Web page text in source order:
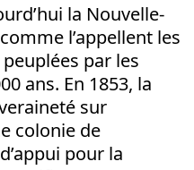
la Nouvelle-
l’appellent les
par les
ans. En 1853, la
sur
colonie de
pour la